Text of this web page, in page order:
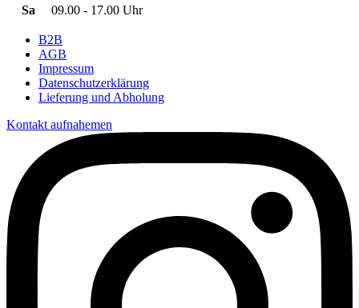
Sa
09.00 - 17.00 Uhr
B2B
AGB
Impressum
Datenschutzerklärung
Lieferung und Abholung
Kontakt aufnahemen